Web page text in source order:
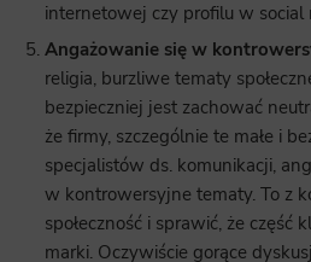
internetowej czy profilu w social
Angażowanie się w
religia, burzliwe tematy
bezpieczniej jest zachować
że firmy, szczególnie te małe i
specjalistów ds. komunikacji,
w kontrowersyjne tematy. To z
społeczność i sprawić, że część
marki. Oczywiście gorące